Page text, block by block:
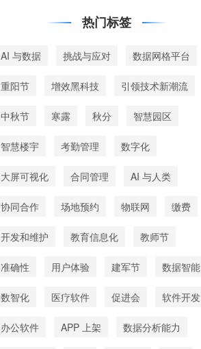
热门标签
AI 与数据 挑战与应对 数据网格平台
重阳节 增效黑科技 引领技术新潮流
中秋节 寒露 秋分 智慧园区
智慧楼宇 考勤管理 数字化
大屏可视化 合同管理 AI 与人类
协同合作 场地预约 物联网 缴费
开发和维护 教育信息化 教师节
准确性 用户体验 建军节 数据智能
数智化 医疗软件 促进会 软件开发
办公软件 APP 上架 数据分析能力